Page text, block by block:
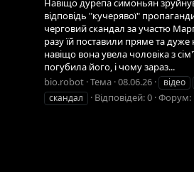
Навіщо дурепа симоньян
відповідь "кучерявої"
черговий скандал за участю
разу їй поставили пряме та
навіщо вона увела чоловіка з
погубила його, і чому зараз...
bio.robot Тема 08.06.26 відео
скандал
Відповідей: 0 Форум: